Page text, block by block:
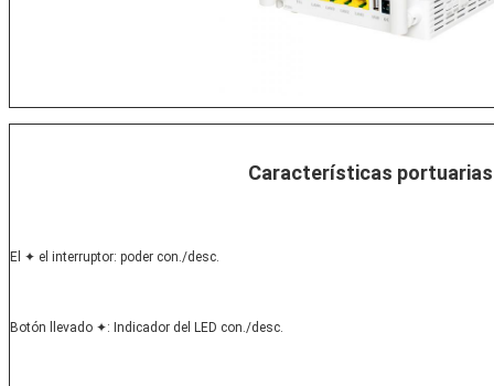
Características portuarias
El ✦ el interruptor: poder con./desc.
Botón llevado ✦: Indicador del LED con./desc.